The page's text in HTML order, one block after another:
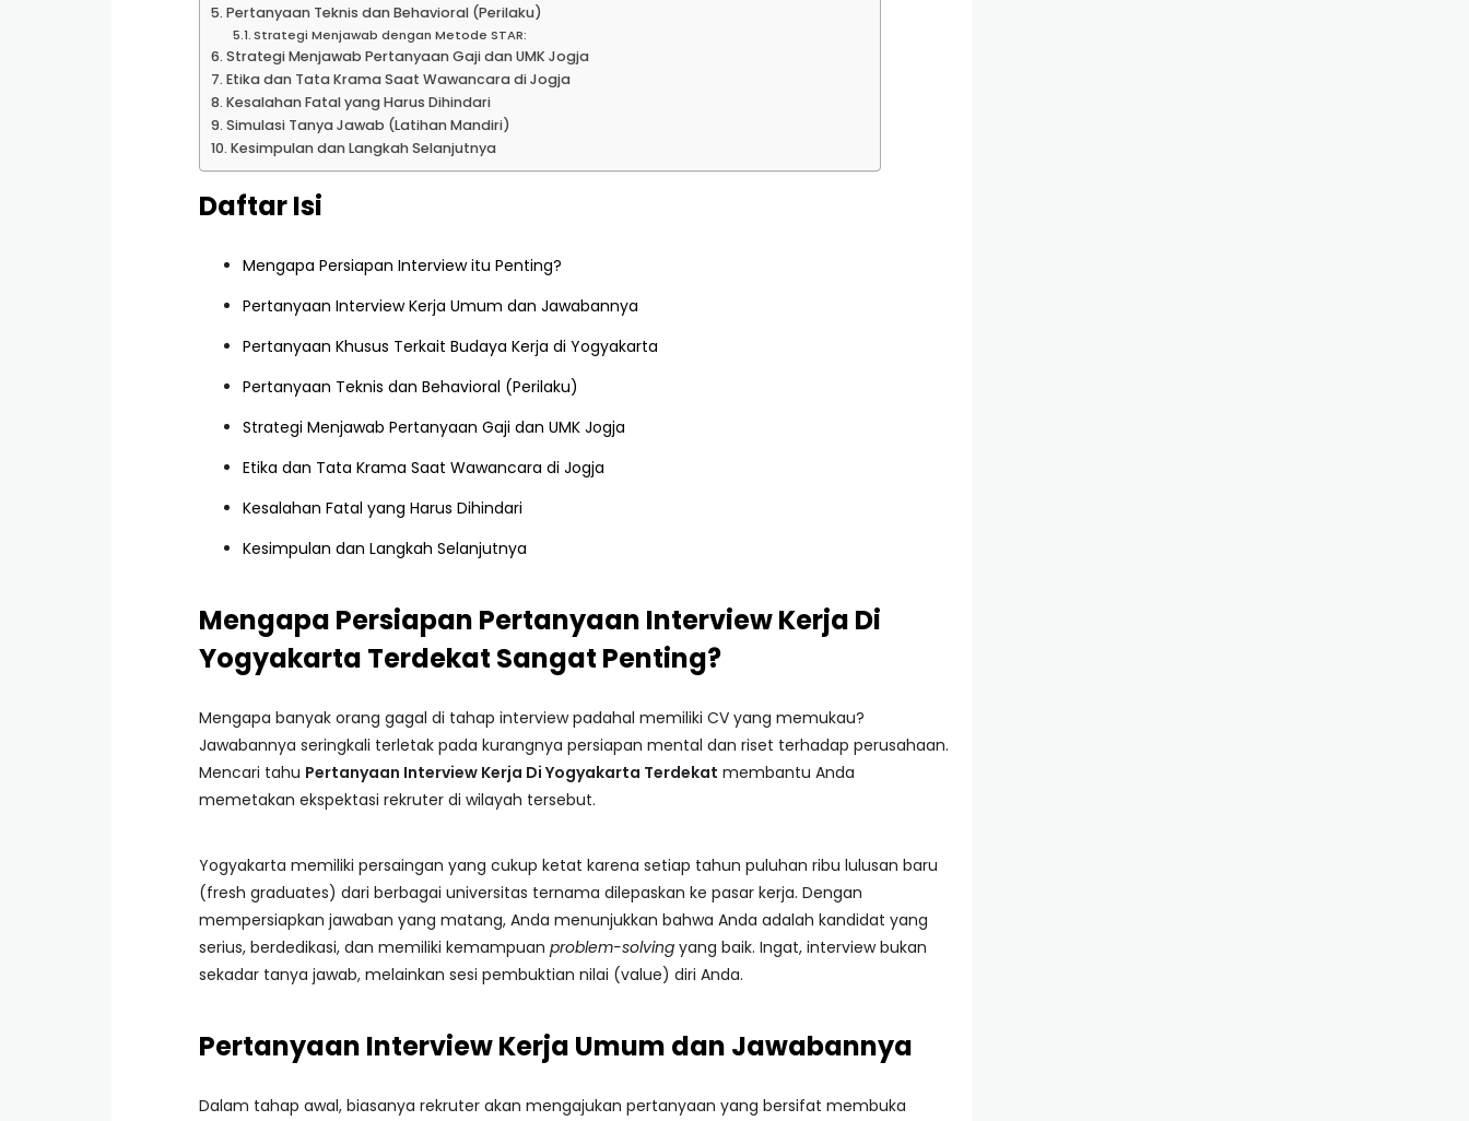
Pertanyaan Teknis dan Behavioral (Perilaku)
Strategi Menjawab dengan Metode STAR:
Strategi Menjawab Pertanyaan Gaji dan UMK Jogja
Etika dan Tata Krama Saat Wawancara di Jogja
Kesalahan Fatal yang Harus Dihindari
Simulasi Tanya Jawab (Latihan Mandiri)
Kesimpulan dan Langkah Selanjutnya
Daftar Isi
Mengapa Persiapan Interview itu Penting?
Pertanyaan Interview Kerja Umum dan Jawabannya
Pertanyaan Khusus Terkait Budaya Kerja di Yogyakarta
Pertanyaan Teknis dan Behavioral (Perilaku)
Strategi Menjawab Pertanyaan Gaji dan UMK Jogja
Etika dan Tata Krama Saat Wawancara di Jogja
Kesalahan Fatal yang Harus Dihindari
Kesimpulan dan Langkah Selanjutnya
Mengapa Persiapan Pertanyaan Interview Kerja Di
Yogyakarta Terdekat Sangat Penting?
Mengapa banyak orang gagal di tahap interview padahal memiliki CV yang memukau?
Jawabannya seringkali terletak pada kurangnya persiapan mental dan riset terhadap perusahaan.
Mencari tahu Pertanyaan Interview Kerja Di Yogyakarta Terdekat membantu Anda
memetakan ekspektasi rekruter di wilayah tersebut.
Yogyakarta memiliki persaingan yang cukup ketat karena setiap tahun puluhan ribu lulusan baru
(fresh graduates) dari berbagai universitas ternama dilepaskan ke pasar kerja. Dengan
mempersiapkan jawaban yang matang, Anda menunjukkan bahwa Anda adalah kandidat yang
serius, berdedikasi, dan memiliki kemampuan problem-solving yang baik. Ingat, interview bukan
sekadar tanya jawab, melainkan sesi pembuktian nilai (value) diri Anda.
Pertanyaan Interview Kerja Umum dan Jawabannya
Dalam tahap awal, biasanya rekruter akan mengajukan pertanyaan yang bersifat membuka